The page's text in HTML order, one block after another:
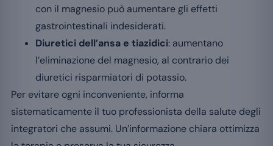
con il magnesio può aumentare gli effetti
gastrointestinali indesiderati.
Diuretici dell’ansa e tiazidici: aumentano
l’eliminazione del magnesio, al contrario dei
diuretici risparmiatori di potassio.
Per evitare ogni inconveniente, informa
sistematicamente il tuo professionista della salute degli
integratori che assumi. Un’informazione chiara ottimizza